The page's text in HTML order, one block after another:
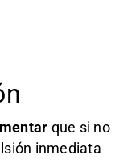
que si no
inmediata